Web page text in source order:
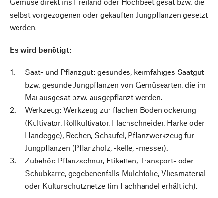
Gemüse direkt ins Freiland oder Hochbeet gesät bzw. die
selbst vorgezogenen oder gekauften Jungpflanzen gesetzt
werden.
Es wird benötigt:
Saat- und Pflanzgut: gesundes, keimfähiges Saatgut
bzw. gesunde Jungpflanzen von Gemüsearten, die im
Mai ausgesät bzw. ausgepflanzt werden.
Werkzeug: Werkzeug zur flachen Bodenlockerung
(Kultivator, Rollkultivator, Flachschneider, Harke oder
Handegge), Rechen, Schaufel, Pflanzwerkzeug für
Jungpflanzen (Pflanzholz, -kelle, -messer).
Zubehör: Pflanzschnur, Etiketten, Transport- oder
Schubkarre, gegebenenfalls Mulchfolie, Vliesmaterial
oder Kulturschutznetze (im Fachhandel erhältlich).